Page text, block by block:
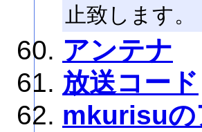
止致します。
アンテナ
放送コード
mkurisuの